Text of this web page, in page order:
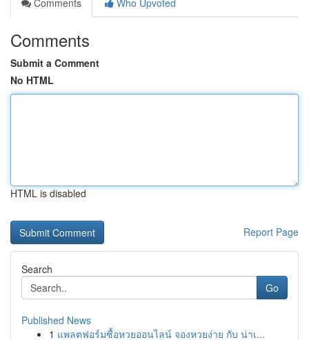
Comments
Who Upvoted
Comments
Submit a Comment
No HTML
HTML is disabled
Report Page
Search
Go
Published News
1 แพลตฟอร์มซื้อหวยออนไลน์ จองหวยง่าย กับ น่าเ...